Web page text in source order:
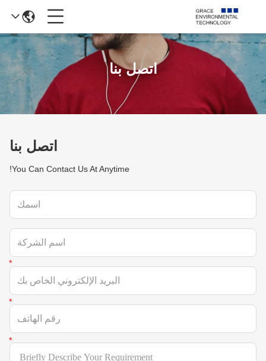
اتصل بنا
اتصل بنا
You Can Contact Us At Anytime!